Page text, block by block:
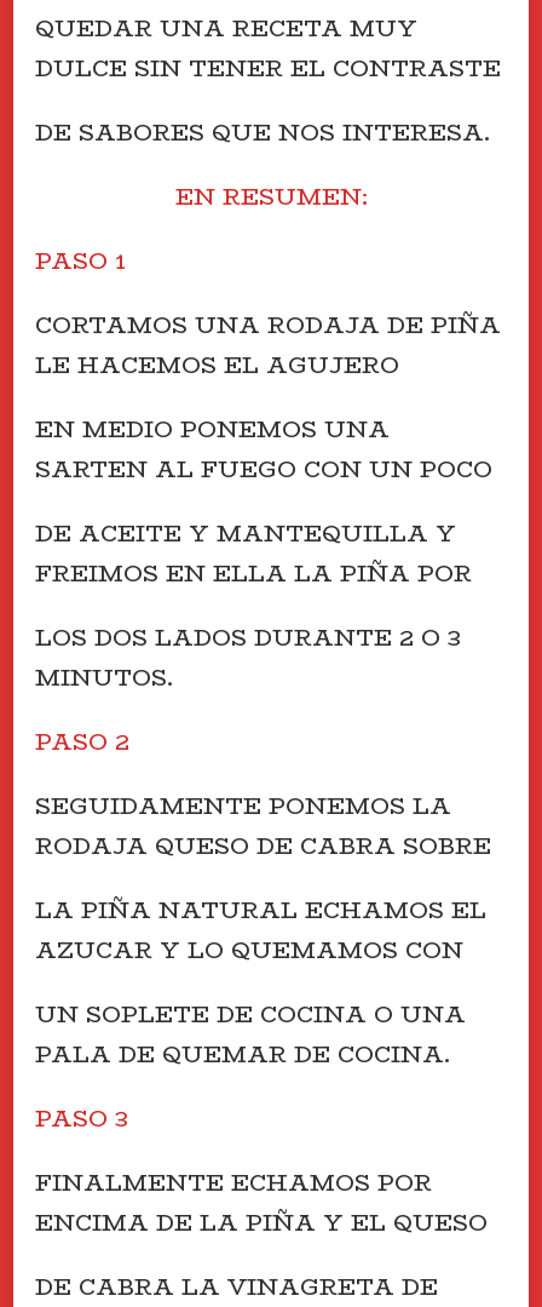
QUEDAR UNA RECETA MUY
DULCE SIN TENER EL CONTRASTE
DE SABORES QUE NOS INTERESA.
EN RESUMEN:
PASO 1
CORTAMOS UNA RODAJA DE PIÑA
LE HACEMOS EL AGUJERO
EN MEDIO PONEMOS UNA
SARTEN AL FUEGO CON UN POCO
DE ACEITE Y MANTEQUILLA Y
FREIMOS EN ELLA LA PIÑA POR
LOS DOS LADOS DURANTE 2 O 3
MINUTOS.
PASO 2
SEGUIDAMENTE PONEMOS LA
RODAJA QUESO DE CABRA SOBRE
LA PIÑA NATURAL ECHAMOS EL
AZUCAR Y LO QUEMAMOS CON
UN SOPLETE DE COCINA O UNA
PALA DE QUEMAR DE COCINA.
PASO 3
FINALMENTE ECHAMOS POR
ENCIMA DE LA PIÑA Y EL QUESO
DE CABRA LA VINAGRETA DE